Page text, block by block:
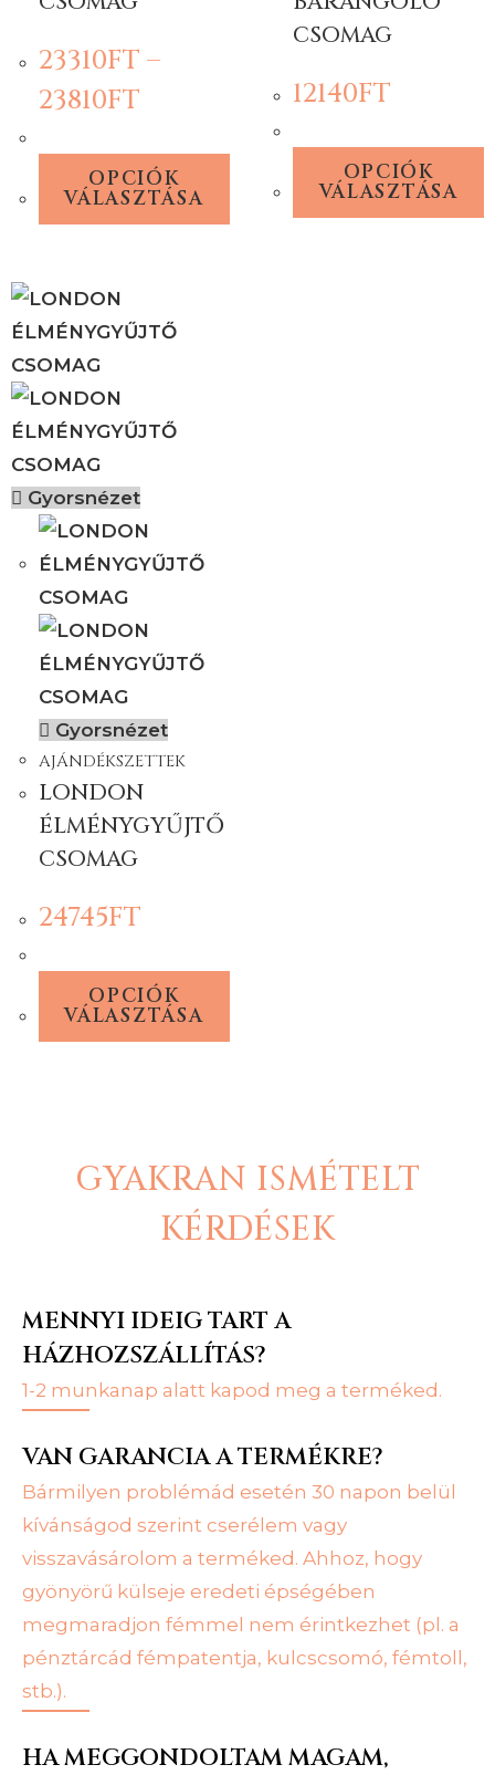
23310FT –
23810FT
OPCIÓK
VÁLASZTÁSA
CSOMAG
12140FT
OPCIÓK
VÁLASZTÁSA
Gyorsnézet
Gyorsnézet
AJÁNDÉKSZETTEK
LONDON
ÉLMÉNYGYŰJTŐ
CSOMAG
24745FT
OPCIÓK
VÁLASZTÁSA
GYAKRAN ISMÉTELT
KÉRDÉSEK
MENNYI IDEIG TART A
HÁZHOZSZÁLLÍTÁS?
1-2 munkanap alatt kapod meg a terméked.
VAN GARANCIA A TERMÉKRE?
Bármilyen problémád esetén 30 napon belül
kívánságod szerint cserélem vagy
visszavásárolom a terméked. Ahhoz, hogy
gyönyörű külseje eredeti épségében
megmaradjon fémmel nem érintkezhet (pl. a
pénztárcád fémpatentja, kulcscsomó, fémtoll,
stb.).
HA MEGGONDOLTAM MAGAM,